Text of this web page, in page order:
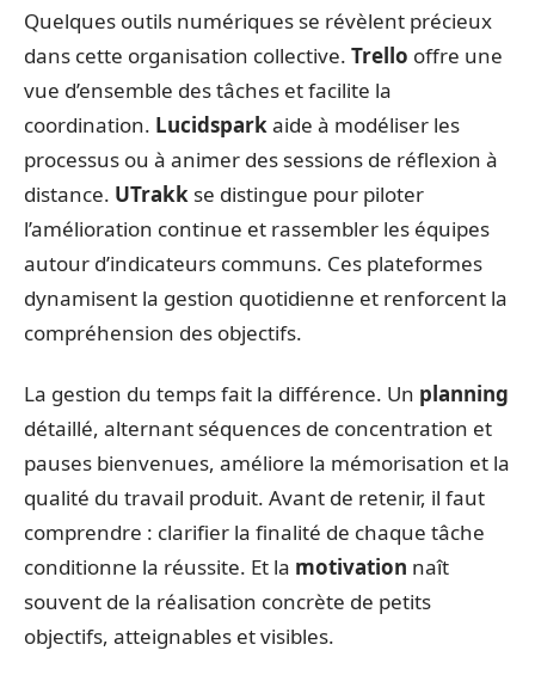
Quelques outils numériques se révèlent précieux
dans cette organisation collective. Trello offre une
vue d’ensemble des tâches et facilite la
coordination. Lucidspark aide à modéliser les
processus ou à animer des sessions de réflexion à
distance. UTrakk se distingue pour piloter
l’amélioration continue et rassembler les équipes
autour d’indicateurs communs. Ces plateformes
dynamisent la gestion quotidienne et renforcent la
compréhension des objectifs.
La gestion du temps fait la différence. Un planning
détaillé, alternant séquences de concentration et
pauses bienvenues, améliore la mémorisation et la
qualité du travail produit. Avant de retenir, il faut
comprendre : clarifier la finalité de chaque tâche
conditionne la réussite. Et la motivation naît
souvent de la réalisation concrète de petits
objectifs, atteignables et visibles.